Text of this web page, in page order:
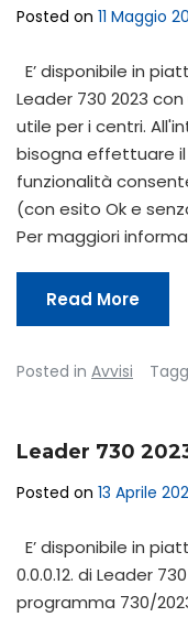
Posted on 11 Maggio
E’ disponibile in
Leader 730 2023
utile per i centri.
bisogna effettuare
funzionalità
(con esito Ok e
Per maggiori
Read More
Posted in Avvisi
Leader 730
Posted on 13 Aprile
E’ disponibile in
0.0.0.12. di Leader
programma 730/